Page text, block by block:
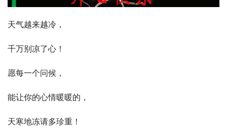
天气越来越冷，
千万别凉了心！
愿每一个问候，
能让你的心情暖暖的，
天寒地冻请多珍重！